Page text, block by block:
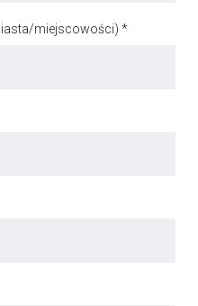
miejscowości) *